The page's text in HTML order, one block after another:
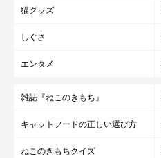
猫グッズ
しぐさ
エンタメ
雑誌『ねこのきもち』
キャットフードの正しい選び方
ねこのきもちクイズ